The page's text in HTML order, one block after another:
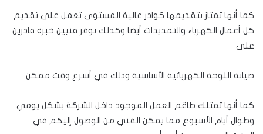
كما أنها تمتاز بتقديمها كوادر عالية المستوى تعمل على تقديم
كل أعمال الكهرباء والتمديدات أيضا وكذلك توفر فنيين خبرة قادرين
على
صيانة اللوحة الكهربائية الأساسية وذلك في أسرع وقت ممكن
كما أنها تمتلك طاقم العمل الموجود داخل الشركة بشكل يومي
وطوال أيام الأسبوع مما يمكن الفني من الوصول إليكم في